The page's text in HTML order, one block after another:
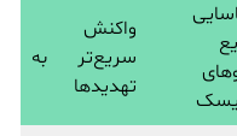
واکنش
سریع‌تر به
تهدیدها